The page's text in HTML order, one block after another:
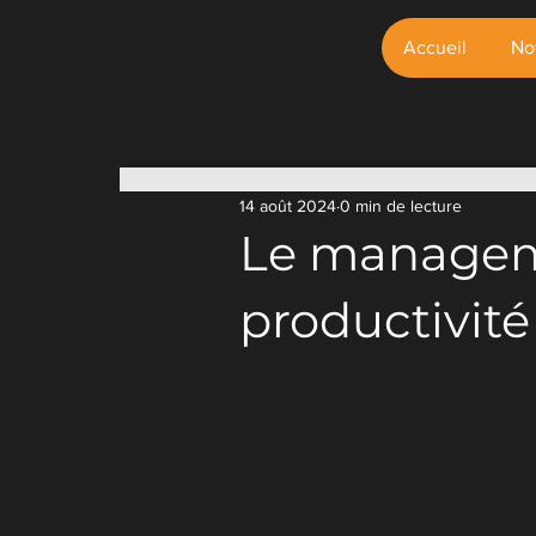
Conseil &
Accueil
Le
productivité
14 août 20240 min de lecture